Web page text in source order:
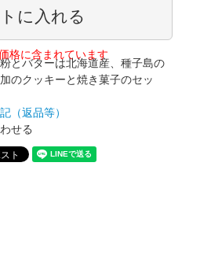
格に含まれています
とバターは北海道産、種子島の
のクッキーと焼き菓子のセッ
（返品等）
せる